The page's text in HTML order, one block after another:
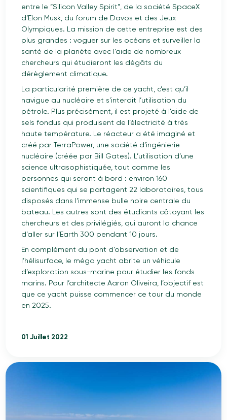
entre le “Silicon Valley Spirit”, de la société SpaceX
d’Elon Musk, du forum de Davos et des Jeux
Olympiques. La mission de cette entreprise est des
plus grandes : voguer sur les océans et surveiller la
santé de la planète avec l’aide de nombreux
chercheurs qui étudieront les dégâts du
dérèglement climatique.
La particularité première de ce yacht, c’est qu’il
navigue au nucléaire et s’interdit l’utilisation du
pétrole. Plus précisément, il est projeté à l’aide de
sels fondus qui produisent de l’électricité à très
haute température. Le réacteur a été imaginé et
créé par TerraPower, une société d’ingénierie
nucléaire (créée par Bill Gates). L’utilisation d’une
science ultrasophistiquée, tout comme les
personnes qui seront à bord : environ 160
scientifiques qui se partagent 22 laboratoires, tous
disposés dans l’immense bulle noire centrale du
bateau. Les autres sont des étudiants côtoyant les
chercheurs et des privilégiés, qui auront la chance
d’aller sur l’Earth 300 pendant 10 jours.
En complément du pont d’observation et de
l’hélisurface, le méga yacht abrite un véhicule
d’exploration sous-marine pour étudier les fonds
marins. Pour l’architecte Aaron Oliveira, l’objectif est
que ce yacht puisse commencer ce tour du monde
en 2025.
01 Juillet 2022